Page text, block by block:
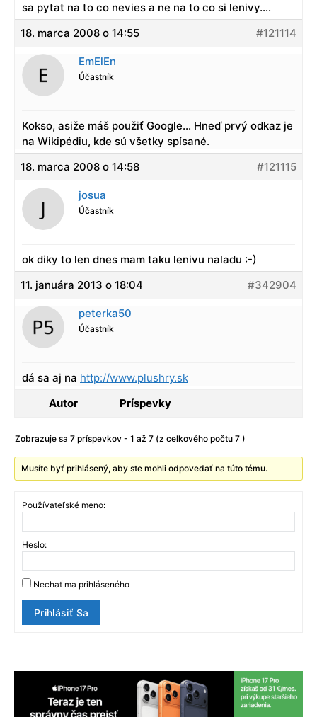
sa pytat na to co nevies a ne na to co si lenivy….
18. marca 2008 o 14:55
#121114
EmElEn
Účastník
Kokso, asiže máš použiť Google… Hneď prvý odkaz je
na Wikipédiu, kde sú všetky spísané.
18. marca 2008 o 14:58
#121115
josua
Účastník
ok diky to len dnes mam taku lenivu naladu :-)
11. januára 2013 o 18:04
#342904
peterka50
Účastník
dá sa aj na http://www.plushry.sk
Autor
Príspevky
Zobrazuje sa 7 príspevkov - 1 až 7 (z celkového počtu 7 )
Musíte byť prihlásený, aby ste mohli odpovedať na túto tému.
Používateľské meno:
Heslo:
Nechať ma prihláseného
Prihlásiť Sa